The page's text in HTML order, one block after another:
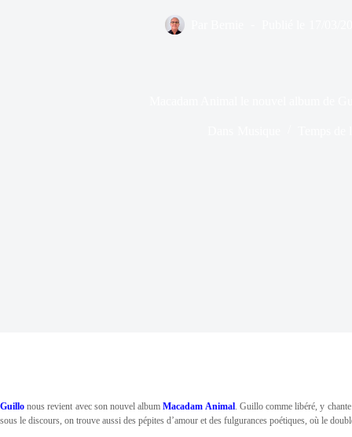
Guillo nous revient avec son nouvel albumMacadam Animal. Guillo comme libéré, y
sous le discours, on trouve aussi des pépites d’amour et des fulgurances poétiques, où le